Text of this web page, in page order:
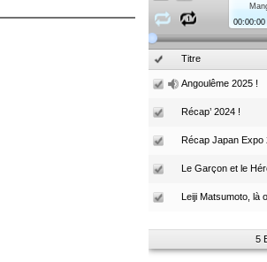
00:00:00
Titre
Angoulême 2025 !
Récap’ 2024 !
Récap Japan Expo
5